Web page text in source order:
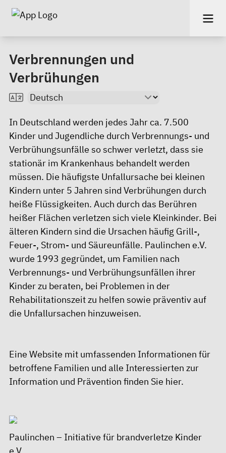
Verbrennungen und
Verbrühungen
In Deutschland werden jedes Jahr ca. 7.500
Kinder und Jugendliche durch Verbrennungs- und
Verbrühungsunfälle so schwer verletzt, dass sie
stationär im Krankenhaus behandelt werden
müssen. Die häufigste Unfallursache bei kleinen
Kindern unter 5 Jahren sind Verbrühungen durch
heiße Flüssigkeiten. Auch durch das Berühren
heißer Flächen verletzen sich viele Kleinkinder. Bei
älteren Kindern sind die Ursachen häufig Grill-,
Feuer-, Strom- und Säureunfälle. Paulinchen e.V.
wurde 1993 gegründet, um Familien nach
Verbrennungs- und Verbrühungsunfällen ihrer
Kinder zu beraten, bei Problemen in der
Rehabilitationszeit zu helfen sowie präventiv auf
die Unfallursachen hinzuweisen.
Eine Website mit umfassenden Informationen für
betroffene Familien und alle Interessierten zur
Information und Prävention finden Sie hier.
Paulinchen – Initiative für brandverletze Kinder